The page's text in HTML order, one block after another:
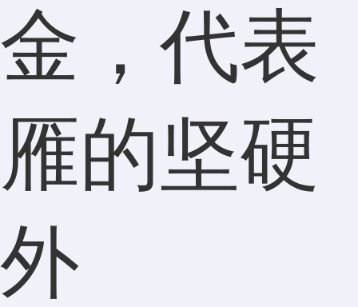
金，代表
雁的坚硬
外